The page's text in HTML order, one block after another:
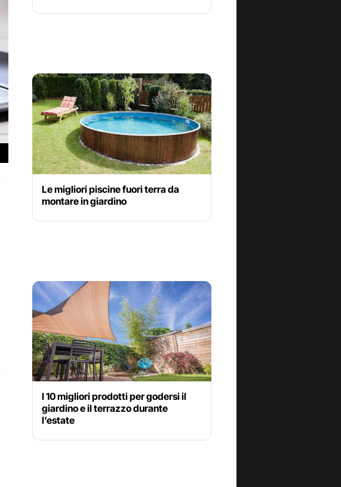
Le migliori piscine fuori terra da
montare in giardino
I 10 migliori prodotti per godersi il
giardino e il terrazzo durante
l’estate